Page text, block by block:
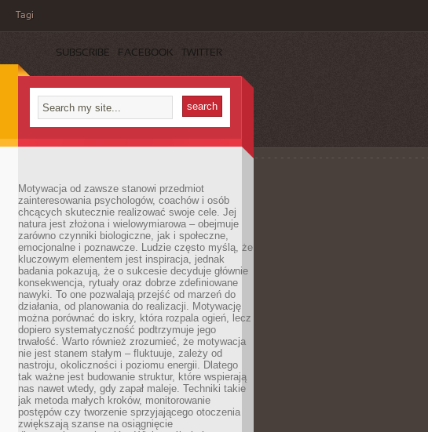
Tagi
SUBSCRIBE FACEBOOK TWITTER
Motywacja od zawsze stanowi przedmiot
zainteresowania psychologów, coachów i osób
chcących skutecznie realizować swoje cele. Jej
natura jest złożona i wielowymiarowa – obejmuje
zarówno czynniki biologiczne, jak i społeczne,
emocjonalne i poznawcze. Ludzie często myślą, że
kluczowym elementem jest inspiracja, jednak
badania pokazują, że o sukcesie decyduje głównie
konsekwencja, rytuały oraz dobrze zdefiniowane
nawyki. To one pozwalają przejść od marzeń do
działania, od planowania do realizacji. Motywację
można porównać do iskry, która rozpala ogień, lecz
dopiero systematyczność podtrzymuje jego
trwałość. Warto również zrozumieć, że motywacja
nie jest stanem stałym – fluktuuje, zależy od
nastroju, okoliczności i poziomu energii. Dlatego
tak ważne jest budowanie struktur, które wspierają
nas nawet wtedy, gdy zapał maleje. Techniki takie
jak metoda małych kroków, monitorowanie
postępów czy tworzenie sprzyjającego otoczenia
zwiększają szanse na osiągnięcie